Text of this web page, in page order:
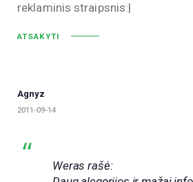
reklaminis straipsnis:|
ATSAKYTI
Agnyz
2011-09-14
Weras rašė: